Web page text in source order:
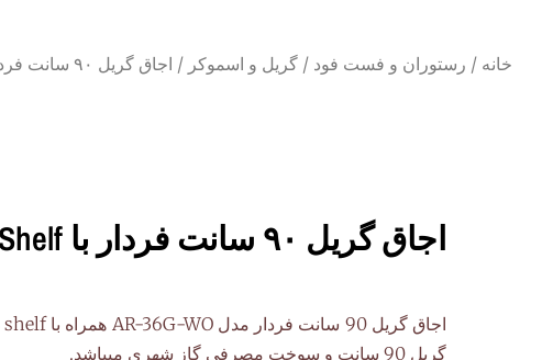
خانه / رستوران و فست فود / گریل و اسموکر / اجاق گریل ۹۰ سانت فردار با shelf
اجاق گریل ۹۰ سانت فردار با Shelf
گریل 90 سانت و سوخت مصرفی گاز شهری میباشد.